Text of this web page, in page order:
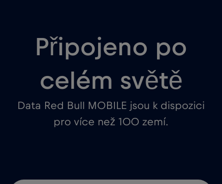
Připojeno po
celém světě
Data Red Bull MOBILE jsou k dispozici
pro více než 100 zemí.